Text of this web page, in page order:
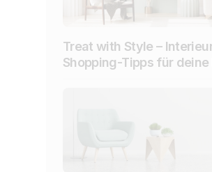
Treat with Style –
Shopping-Tipps für deine